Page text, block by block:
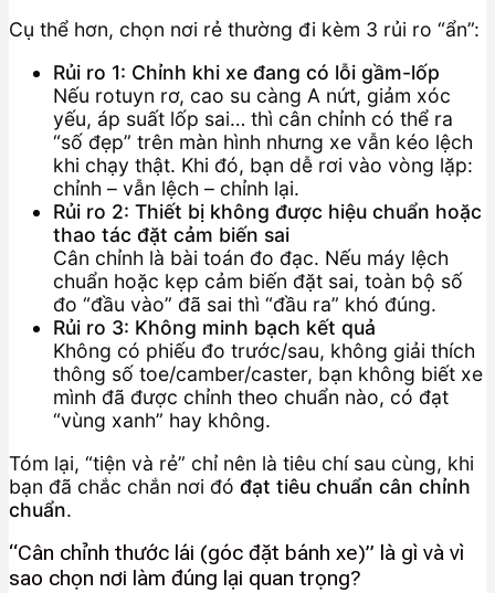
Cụ thể hơn, chọn nơi rẻ thường đi kèm 3 rủi ro “ẩn”:
Rủi ro 1: Chỉnh khi xe đang có lỗi gầm-lốp
Nếu rotuyn rơ, cao su càng A nứt, giảm xóc
yếu, áp suất lốp sai… thì cân chỉnh có thể ra
“số đẹp” trên màn hình nhưng xe vẫn kéo lệch
khi chạy thật. Khi đó, bạn dễ rơi vào vòng lặp:
chỉnh – vẫn lệch – chỉnh lại.
Rủi ro 2: Thiết bị không được hiệu chuẩn hoặc
thao tác đặt cảm biến sai
Cân chỉnh là bài toán đo đạc. Nếu máy lệch
chuẩn hoặc kẹp cảm biến đặt sai, toàn bộ số
đo “đầu vào” đã sai thì “đầu ra” khó đúng.
Rủi ro 3: Không minh bạch kết quả
Không có phiếu đo trước/sau, không giải thích
thông số toe/camber/caster, bạn không biết xe
mình đã được chỉnh theo chuẩn nào, có đạt
“vùng xanh” hay không.
Tóm lại, “tiện và rẻ” chỉ nên là tiêu chí sau cùng, khi
bạn đã chắc chắn nơi đó đạt tiêu chuẩn cân chỉnh
chuẩn.
“Cân chỉnh thước lái (góc đặt bánh xe)” là gì và vì
sao chọn nơi làm đúng lại quan trọng?